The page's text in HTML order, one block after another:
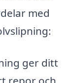
med
ger ditt